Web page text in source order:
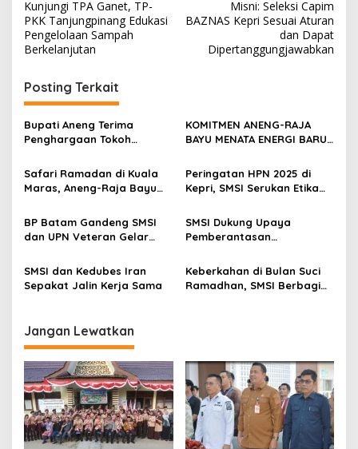
a
v
g
a
s
p
o
s
Kunjungi TPA Ganet, TP-
PKK Tanjungpinang Edukasi
Pengelolaan Sampah
Berkelanjutan
Misni: Seleksi Capim
BAZNAS Kepri Sesuai Aturan
dan Dapat
Dipertanggungjawabkan
Posting Terkait
Bupati Aneng Terima
Penghargaan Tokoh
Anugerah SMSI 2026
KOMITMEN ANENG-RAJA
BAYU MENATA ENERGI BARU
Safari Ramadan di Kuala
Maras, Aneng-Raja Bayu
dan Keagamaan
Peringatan HPN 2025 di
Kepri, SMSI Serukan Etika
Bertanggung Jawab
BP Batam Gandeng SMSI
dan UPN Veteran Gelar
SMSI Dukung Upaya
Pemberantasan
SMSI dan Kedubes Iran
Sepakat Jalin Kerja Sama
Keberkahan di Bulan Suci
Ramadhan, SMSI Berbagi
Jangan Lewatkan